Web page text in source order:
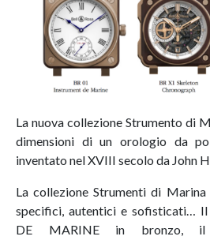
La nuova collezione Strumento di
dimensioni di un orologio da
inventato nel XVIII secolo da John
La collezione Strumenti di
specifici, autentici e sofisticati…
DE MARINE in bronzo, il